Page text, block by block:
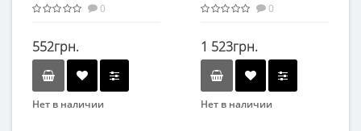
0
552грн.
Нет в наличии
0
1 523грн.
Нет в наличии